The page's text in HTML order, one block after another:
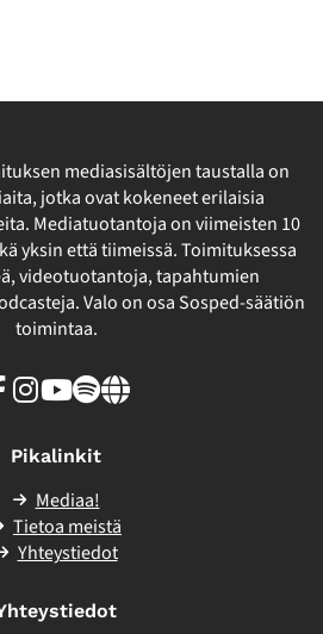
mediasisältöjen taustalla on
jotka ovat kokeneet erilaisia
Mediatuotantoja on viimeisten 10
yksin että tiimeissä. Toimituksessa
videotuotantoja, tapahtumien
Valo on osa Sosped-säätiön
toimintaa.
Facebook
Instagram
Youtube
SpotifyLinkki
Pikalinkit
Mediaa!
Tietoa meistä
Yhteystiedot